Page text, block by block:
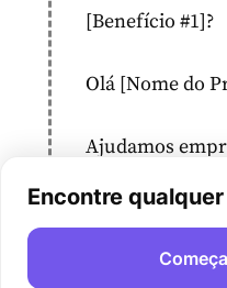
[Benefício #1]?
Olá [Nome do
Ajudamos
eficazmente
Produto] já
e [Concorrente
Encontre